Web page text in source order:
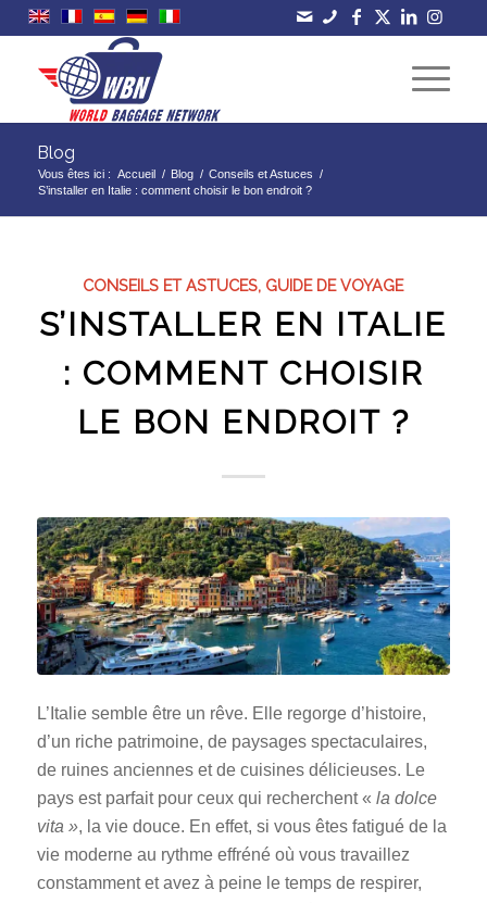
Blog
Vous êtes ici : Accueil / Blog / Conseils et Astuces /
S’installer en Italie : comment choisir le bon endroit ?
CONSEILS ET ASTUCES, GUIDE DE VOYAGE
S’INSTALLER EN ITALIE
: COMMENT CHOISIR
LE BON ENDROIT ?
L’Italie semble être un rêve. Elle regorge d’histoire,
d’un riche patrimoine, de paysages spectaculaires,
de ruines anciennes et de cuisines délicieuses. Le
pays est parfait pour ceux qui recherchent « la dolce
vita », la vie douce. En effet, si vous êtes fatigué de la
vie moderne au rythme effréné où vous travaillez
constamment et avez à peine le temps de respirer,